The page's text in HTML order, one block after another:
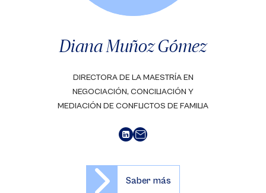
Diana Muñoz Gómez
DIRECTORA DE LA MAESTRÍA EN
NEGOCIACIÓN, CONCILIACIÓN Y
MEDIACIÓN DE CONFLICTOS DE FAMILIA
Saber más